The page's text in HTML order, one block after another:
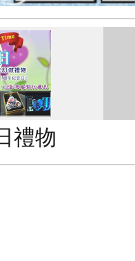
禮物